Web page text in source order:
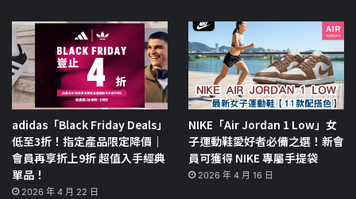
adidas「Black Friday Deals」
低至3折！指定產品限定降價｜
會員再享折上9折 超值入手經典
單品！
2026 年 4 月 22 日
NIKE「Air Jordan 1 Low」女
子運動鞋愛好者必備之選！新會
員可獲得 NIKE 專屬手提袋
2026 年 4 月 16 日